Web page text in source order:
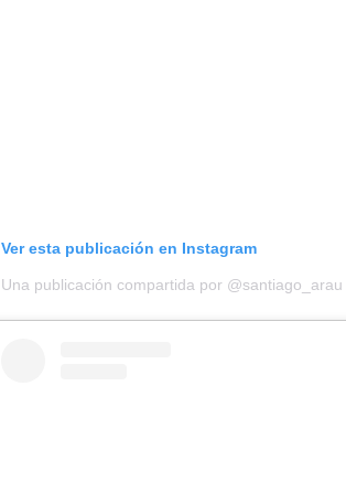
Ver esta publicación en Instagram
Una publicación compartida por @santiago_arau